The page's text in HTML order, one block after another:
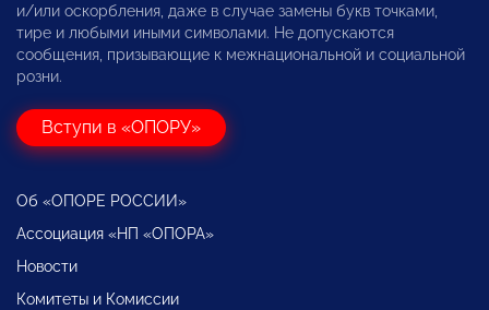
и/или оскорбления, даже в случае замены букв точками,
тире и любыми иными символами. Не допускаются
сообщения, призывающие к межнациональной и социальной
розни.
Вступи в «ОПОРУ»
Об «ОПОРЕ РОССИИ»
Ассоциация «НП «ОПОРА»
Новости
Комитеты и Комиссии